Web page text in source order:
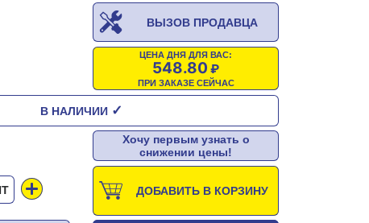
ВЫЗОВ ПРОДАВЦА
ЦЕНА ДНЯ ДЛЯ ВАС:
548.80
ПРИ ЗАКАЗЕ СЕЙЧАС
В НАЛИЧИИ ✓
Хочу первым узнать о
снижении цены!
ДОБАВИТЬ В КОРЗИНУ